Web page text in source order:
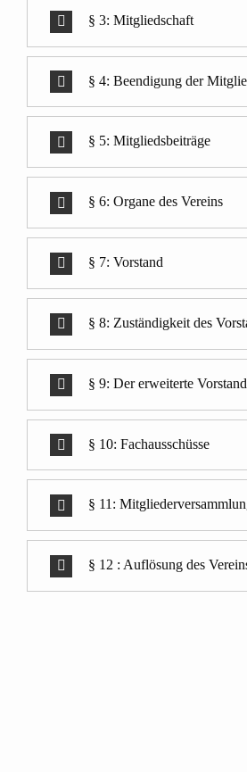
§ 3: Mitgliedschaft
§ 4: Beendigung der
§ 5: Mitgliedsbeiträge
§ 6: Organe des Vereins
§ 7: Vorstand
§ 8: Zuständigkeit des
§ 9: Der erweiterte Vorstand
§ 10: Fachausschüsse
§ 11:
§ 12 : Auflösung des